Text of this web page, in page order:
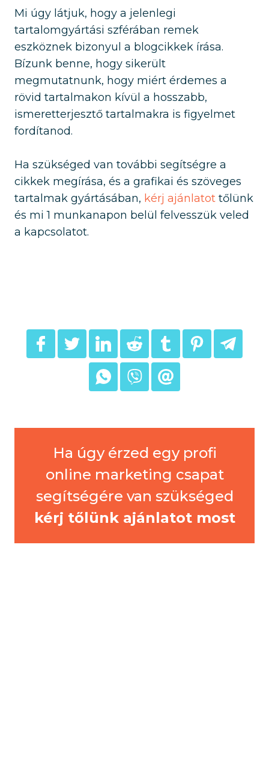
Mi úgy látjuk, hogy a jelenlegi
tartalomgyártási szférában remek
eszköznek bizonyul a blogcikkek írása.
Bízunk benne, hogy sikerült
megmutatnunk, hogy miért érdemes a
rövid tartalmakon kívül a hosszabb,
ismeretterjesztő tartalmakra is figyelmet
fordítanod.
Ha szükséged van további segítségre a
cikkek megírása, és a grafikai és szöveges
tartalmak gyártásában, kérj ajánlatot tőlünk
és mi 1 munkanapon belül felvesszük veled
a kapcsolatot.
Ha úgy érzed egy profi
online marketing csapat
segítségére van szükséged
kérj tőlünk ajánlatot most